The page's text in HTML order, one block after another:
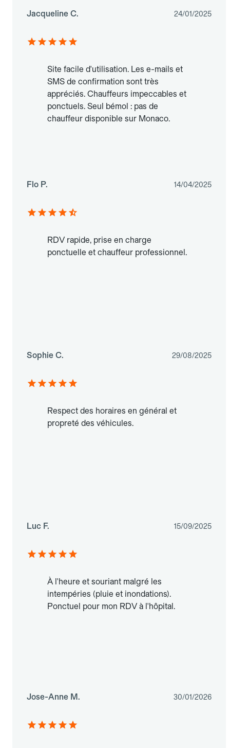
Jacqueline C. 24/01/2025
Site facile d'utilisation. Les e-mails et
SMS de confirmation sont très
appréciés. Chauffeurs impeccables et
ponctuels. Seul bémol : pas de
chauffeur disponible sur Monaco.
Flo P. 14/04/2025
RDV rapide, prise en charge
ponctuelle et chauffeur professionnel.
Sophie C. 29/08/2025
Respect des horaires en général et
propreté des véhicules.
Luc F. 15/09/2025
À l'heure et souriant malgré les
intempéries (pluie et inondations).
Ponctuel pour mon RDV à l'hôpital.
Jose-Anne M. 30/01/2026